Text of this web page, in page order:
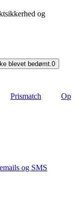
og
blevet bedømt. 0
Prismatch
Op
og SMS